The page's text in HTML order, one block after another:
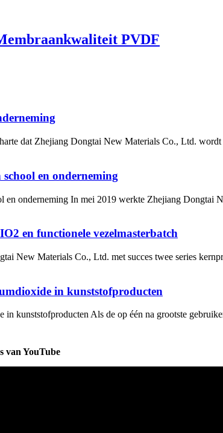
PVDF
dat Zhejiang Dongtai New Materials Co., Ltd.
en onderneming
en onderneming In mei 2019 werkte Zhejiang
en functionele vezelmasterbatch
New Materials Co., Ltd. met succes twee series
in kunststofproducten
in kunststofproducten Als de op één na grootste
van YouTube